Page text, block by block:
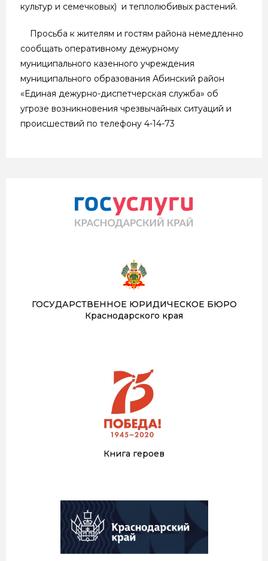
культур и семечковых) и теплолюбивых растений.
Просьба к жителям и гостям района немедленно
сообщать оперативному дежурному
муниципального казенного учреждения
муниципального образования Абинский район
«Единая дежурно-диспетчерская служба» об
угрозе возникновения чрезвычайных ситуаций и
происшествий по телефону 4-14-73
ГОСУДАРСТВЕННОЕ ЮРИДИЧЕСКОЕ БЮРО
Краснодарского края
Книга героев